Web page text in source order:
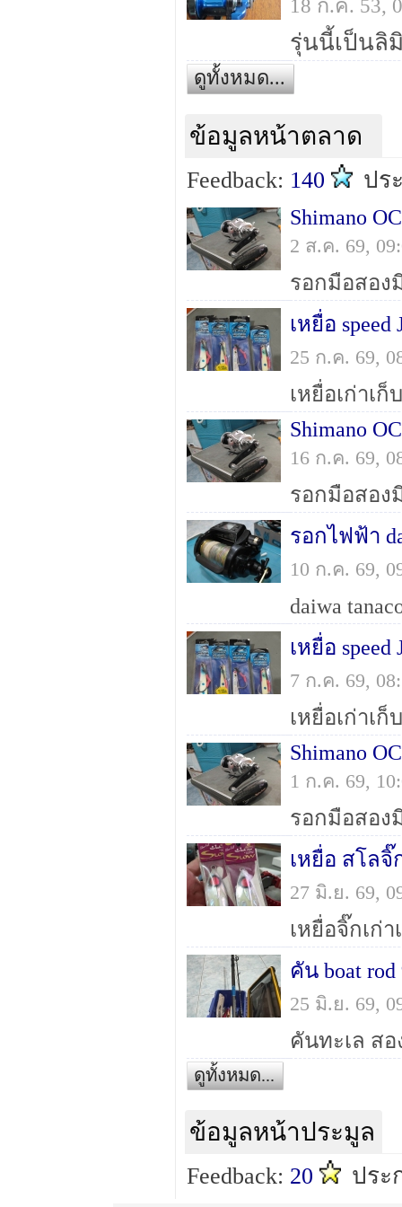
18 ก.ค. 53,
ดูทั้งหมด...
ข้อมูลหน้าตลาด
Feedback: 140 ปร
Shimano
2 ส.ค. 69,
เหยื่อ
25 ก.ค. 69,
Shimano
16 ก.ค. 69,
รอกไฟฟ้า
10 ก.ค. 69,
เหยื่อ
7 ก.ค. 69,
Shimano
1 ก.ค. 69,
เหยื่อ สโลจิ๊
27 มิ.ย. 69,
คัน boat
25 มิ.ย. 69,
ดูทั้งหมด...
ข้อมูลหน้าประมูล
Feedback: 20 ประ